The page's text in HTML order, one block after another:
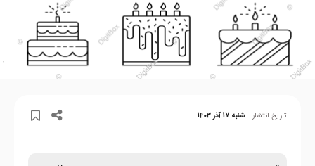
تاریخ انتشار شنبه 17 آذر 1403